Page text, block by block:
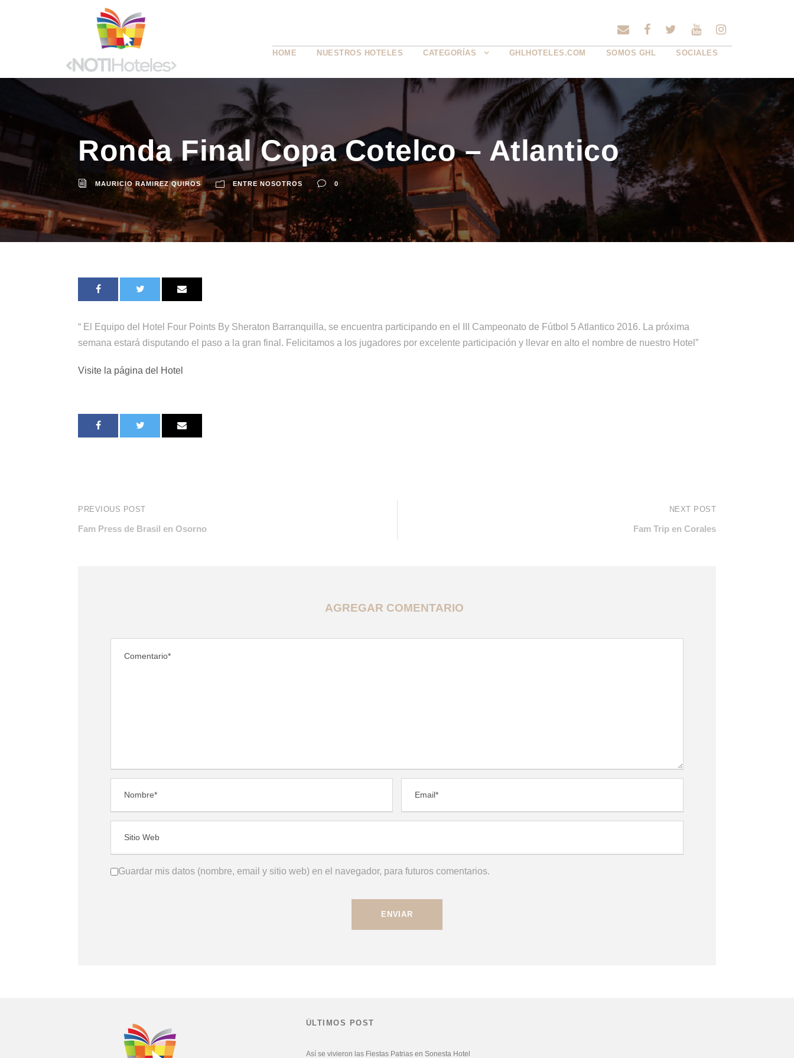
HOME NUESTROS HOTELES CATEGORÍAS GHLHOTELES.COM SOMOS GHL SOCIALES
Ronda Final Copa Cotelco – Atlantico
MAURICIO RAMIREZ QUIROS ENTRE NOSOTROS 0
“ El Equipo del Hotel Four Points By Sheraton Barranquilla, se encuentra participando en el III Campeonato de Fútbol 5 Atlantico 2016. La próxima
semana estará disputando el paso a la gran final. Felicitamos a los jugadores por excelente participación y llevar en alto el nombre de nuestro Hotel”
Visite la página del Hotel
PREVIOUS POST
Fam Press de Brasil en Osorno
NEXT POST
Fam Trip en Corales
AGREGAR COMENTARIO
Guardar mis datos (nombre, email y sitio web) en el navegador, para futuros comentarios.
ÚLTIMOS POST
Así se vivieron las Fiestas Patrias en Sonesta Hotel